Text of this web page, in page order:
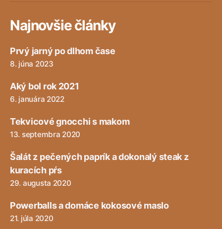
Najnovšie články
Prvý jarný po dlhom čase
8. júna 2023
Aký bol rok 2021
6. januára 2022
Tekvicové gnocchi s makom
13. septembra 2020
Šalát z pečených paprík a dokonalý steak z
kuracích pŕs
29. augusta 2020
Powerballs a domáce kokosové maslo
21. júla 2020